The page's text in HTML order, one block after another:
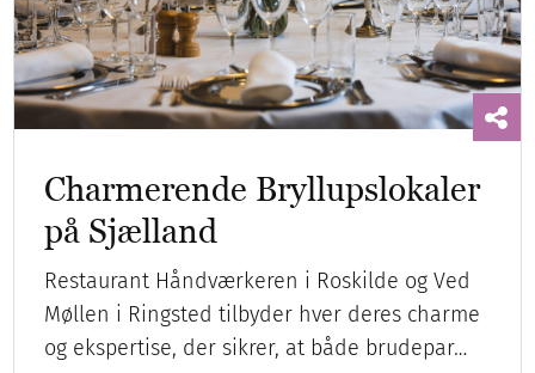
Charmerende Bryllupslokaler
på Sjælland
Restaurant Håndværkeren i Roskilde og Ved
Møllen i Ringsted tilbyder hver deres charme
og ekspertise, der sikrer, at både brudepar…